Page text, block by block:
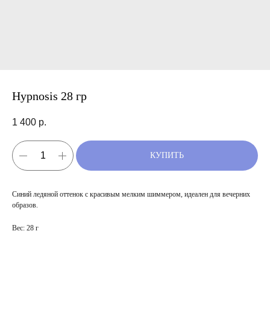
Hypnosis 28 гр
1 400 р.
КУПИТЬ
Синий ледяной оттенок с красивым мелким шиммером, идеален для вечерних
образов.
Вес: 28 г